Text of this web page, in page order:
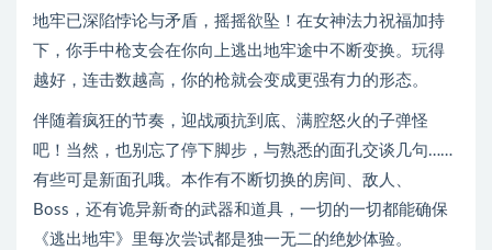
地牢已深陷悖论与矛盾，摇摇欲坠！在女神法力祝福加持
下，你手中枪支会在你向上逃出地牢途中不断变换。玩得
越好，连击数越高，你的枪就会变成更强有力的形态。
伴随着疯狂的节奏，迎战顽抗到底、满腔怒火的子弹怪
吧！当然，也别忘了停下脚步，与熟悉的面孔交谈几句……
有些可是新面孔哦。本作有不断切换的房间、敌人、
Boss，还有诡异新奇的武器和道具，一切的一切都能确保
《逃出地牢》里每次尝试都是独一无二的绝妙体验。